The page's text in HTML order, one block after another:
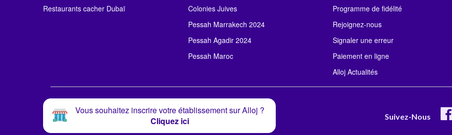
Restaurants cacher Dubaï
Colonies Juives
Pessah Marrakech 2024
Pessah Agadir 2024
Pessah Maroc
Programme de fidélité
Rejoignez-nous
Signaler une erreur
Paiement en ligne
Alloj Actualités
Vous souhaitez inscrire votre établissement sur Alloj ?
Cliquez ici
Suivez-Nous